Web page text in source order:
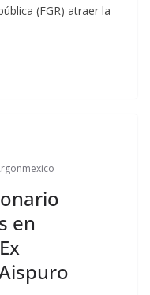
(FGR) atraer la
en